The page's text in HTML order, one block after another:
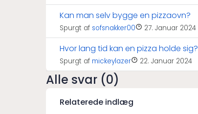
Kan man selv bygge en pizzaovn?
Spurgt af sofsnakker00 27. Januar 2024
Hvor lang tid kan en pizza holde sig?
Spurgt af mickeylazer 22. Januar 2024
Alle svar (0)
Relaterede indlæg